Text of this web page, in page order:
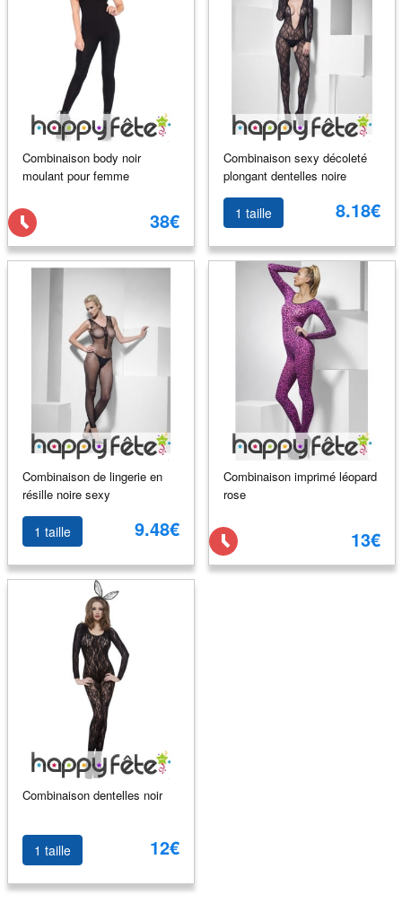
Combinaison body noir
moulant pour femme
38€
Combinaison sexy décoleté
plongant dentelles noire
1 taille 8.18€
Combinaison de lingerie en
résille noire sexy
1 taille 9.48€
Combinaison imprimé léopard
rose
13€
Combinaison dentelles noir
1 taille 12€